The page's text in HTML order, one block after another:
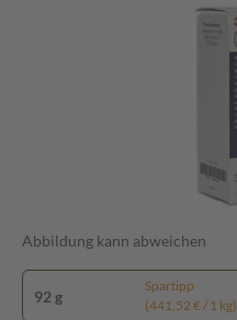
Abbildung kann abweichen
92 g
Spartipp
(441,52 € / 1 kg)